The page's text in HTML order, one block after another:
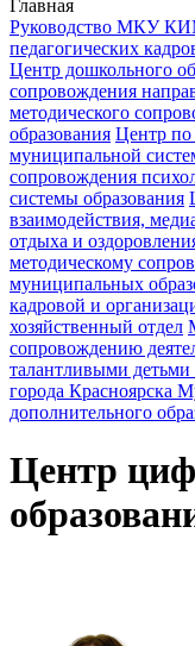
Главная
Руководство МКУ
педагогических
Центр дошкольного
сопровождения
методического
образования Центр по
муниципальной
сопровождения
системы образования
взаимодействия,
отдыха и
методическому
муниципальных
кадровой и
хозяйственный отдел
сопровождению
талантливыми
города Красноярска
дополнительного
Центр